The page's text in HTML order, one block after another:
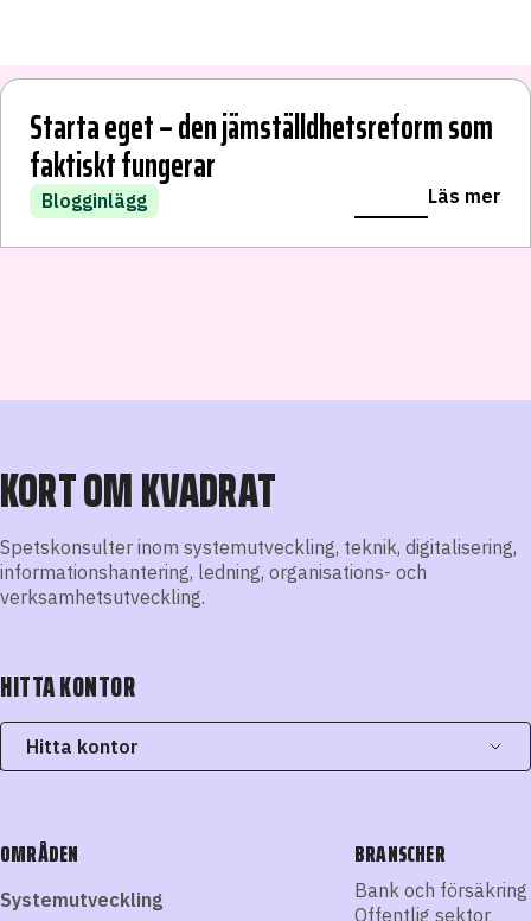
LÄS VIDARE
Nya a-kassan straffar de som vågar driva
eget
Blogginlägg Läs mer
Vårkonferens i Jönköping 2026
Evenemang Läs mer
Starta eget – den jämställdhetsreform som
faktiskt fungerar
Blogginlägg Läs mer
KORT OM KVADRAT
Spetskonsulter inom systemutveckling, teknik, digitalisering,
informationshantering, ledning, organisations- och
verksamhetsutveckling.
HITTA KONTOR
Hitta kontor
OMRÅDEN
Systemutveckling
BRANSCHER
Bank och försäkring
Offentlig sektor